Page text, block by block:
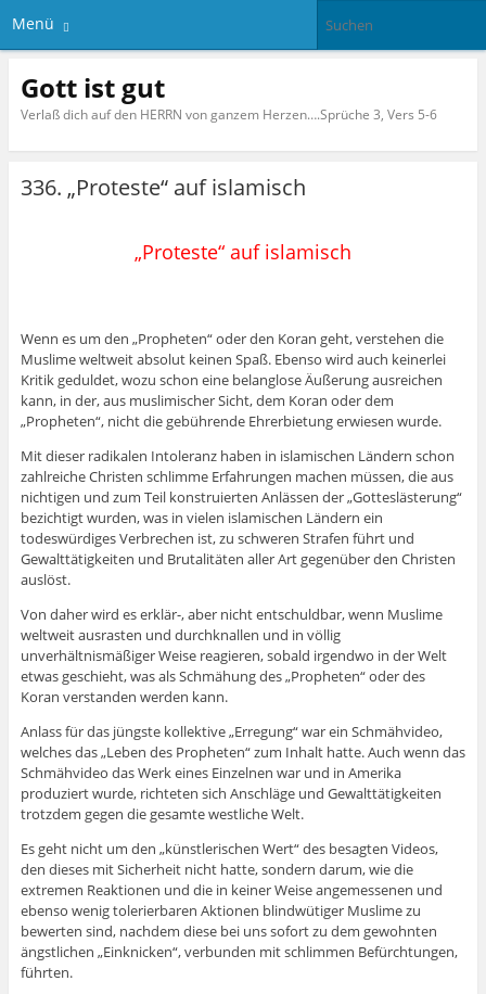
Menü
Gott ist gut
Verlaß dich auf den HERRN von ganzem Herzen….Sprüche 3, Vers 5-6
336. „Proteste“ auf islamisch
„Proteste“ auf islamisch
Wenn es um den „Propheten“ oder den Koran geht, verstehen die
Muslime weltweit absolut keinen Spaß. Ebenso wird auch keinerlei
Kritik geduldet, wozu schon eine belanglose Äußerung ausreichen
kann, in der, aus muslimischer Sicht, dem Koran oder dem
„Propheten“, nicht die gebührende Ehrerbietung erwiesen wurde.
Mit dieser radikalen Intoleranz haben in islamischen Ländern schon
zahlreiche Christen schlimme Erfahrungen machen müssen, die aus
nichtigen und zum Teil konstruierten Anlässen der „Gotteslästerung“
bezichtigt wurden, was in vielen islamischen Ländern ein
todeswürdiges Verbrechen ist, zu schweren Strafen führt und
Gewalttätigkeiten und Brutalitäten aller Art gegenüber den Christen
auslöst.
Von daher wird es erklär-, aber nicht entschuldbar, wenn Muslime
weltweit ausrasten und durchknallen und in völlig
unverhältnismäßiger Weise reagieren, sobald irgendwo in der Welt
etwas geschieht, was als Schmähung des „Propheten“ oder des
Koran verstanden werden kann.
Anlass für das jüngste kollektive „Erregung“ war ein Schmähvideo,
welches das „Leben des Propheten“ zum Inhalt hatte. Auch wenn das
Schmähvideo das Werk eines Einzelnen war und in Amerika
produziert wurde, richteten sich Anschläge und Gewalttätigkeiten
trotzdem gegen die gesamte westliche Welt.
Es geht nicht um den „künstlerischen Wert“ des besagten Videos,
den dieses mit Sicherheit nicht hatte, sondern darum, wie die
extremen Reaktionen und die in keiner Weise angemessenen und
ebenso wenig tolerierbaren Aktionen blindwütiger Muslime zu
bewerten sind, nachdem diese bei uns sofort zu dem gewohnten
ängstlichen „Einknicken“, verbunden mit schlimmen Befürchtungen,
führten.